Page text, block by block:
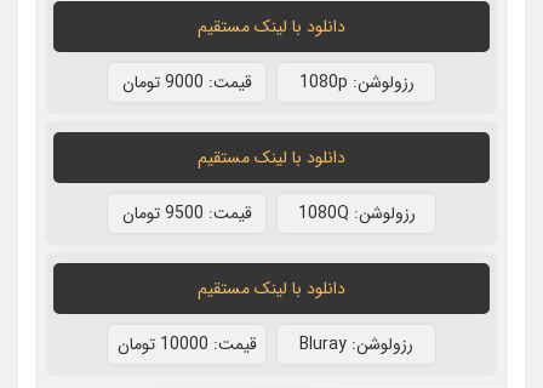
دانلود با لينک مستقيم
رزولوشن: 1080p قيمت: 9000 تومان
دانلود با لينک مستقيم
رزولوشن: 1080Q قيمت: 9500 تومان
دانلود با لينک مستقيم
رزولوشن: Bluray قيمت: 10000 تومان